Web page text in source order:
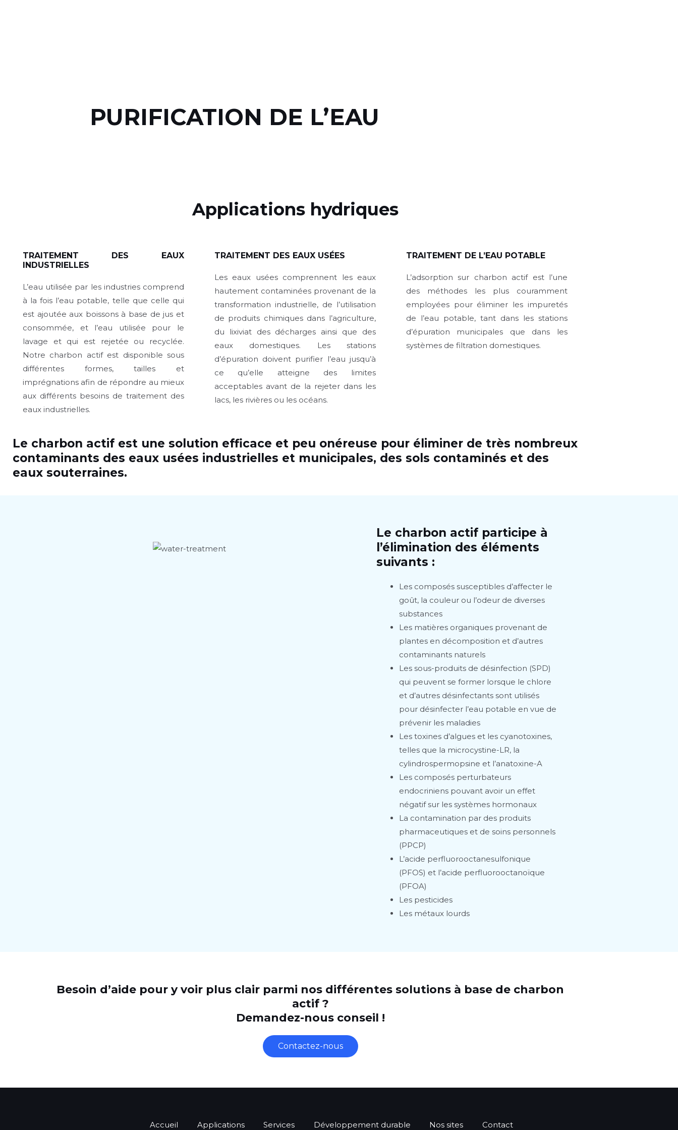
PURIFICATION DE L’EAU
Applications hydriques
TRAITEMENT DES EAUX
INDUSTRIELLES
L’eau utilisée par les industries comprend
à la fois l’eau potable, telle que celle qui
est ajoutée aux boissons à base de jus et
consommée, et l’eau utilisée pour le
lavage et qui est rejetée ou recyclée.
Notre charbon actif est disponible sous
différentes formes, tailles et
imprégnations afin de répondre au mieux
aux différents besoins de traitement des
eaux industrielles.
TRAITEMENT DES EAUX USÉES
Les eaux usées comprennent les eaux
hautement contaminées provenant de la
transformation industrielle, de l’utilisation
de produits chimiques dans l’agriculture,
du lixiviat des décharges ainsi que des
eaux domestiques. Les stations
d’épuration doivent purifier l’eau jusqu’à
ce qu’elle atteigne des limites
acceptables avant de la rejeter dans les
lacs, les rivières ou les océans.
TRAITEMENT DE L’EAU POTABLE
L’adsorption sur charbon actif est l’une
des méthodes les plus couramment
employées pour éliminer les impuretés
de l’eau potable, tant dans les stations
d’épuration municipales que dans les
systèmes de filtration domestiques.
Le charbon actif est une solution efficace et peu onéreuse pour éliminer de très nombreux
contaminants des eaux usées industrielles et municipales, des sols contaminés et des
eaux souterraines.
Le charbon actif participe à
l’élimination des éléments
suivants :
Les composés susceptibles d’affecter le
goût, la couleur ou l’odeur de diverses
substances
Les matières organiques provenant de
plantes en décomposition et d’autres
contaminants naturels
Les sous-produits de désinfection (SPD)
qui peuvent se former lorsque le chlore
et d’autres désinfectants sont utilisés
pour désinfecter l’eau potable en vue de
prévenir les maladies
Les toxines d’algues et les cyanotoxines,
telles que la microcystine-LR, la
cylindrospermopsine et l’anatoxine-A
Les composés perturbateurs
endocriniens pouvant avoir un effet
négatif sur les systèmes hormonaux
La contamination par des produits
pharmaceutiques et de soins personnels
(PPCP)
L’acide perfluorooctanesulfonique
(PFOS) et l’acide perfluorooctanoïque
(PFOA)
Les pesticides
Les métaux lourds
Besoin d’aide pour y voir plus clair parmi nos différentes solutions à base de charbon
actif ?
Demandez-nous conseil !
Contactez-nous
Accueil Applications Services Développement durable Nos sites Contact